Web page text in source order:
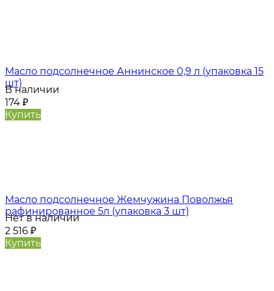
Масло подсолнечное Аннинское 0,9 л (упаковка 15
шт)
В наличии
174 ₽
Купить
Масло подсолнечное Жемчужина Поволжья
рафинированное 5л (упаковка 3 шт)
Нет в наличии
2 516 ₽
Купить